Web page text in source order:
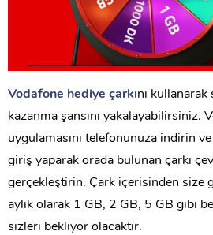
Vodafone hediye çarkını
kazanma şansını yakalayabilirsiniz.
uygulamasını telefonunuza indirin ve
giriş yaparak orada bulunan çarkı
gerçekleştirin. Çark içerisinden size
aylık olarak 1 GB, 2 GB, 5 GB gibi
sizleri bekliyor olacaktır.